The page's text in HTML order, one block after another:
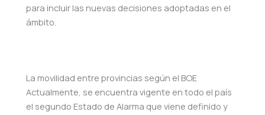
para incluir las nuevas decisiones adoptadas en el
ámbito.
La movilidad entre provincias según el BOE
Actualmente, se encuentra vigente en todo el país
el segundo Estado de Alarma que viene definido y